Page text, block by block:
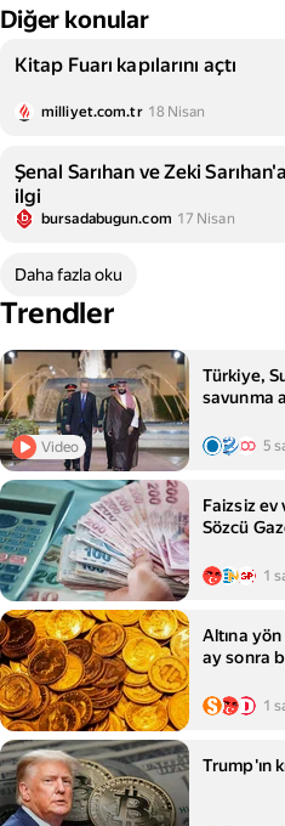
Diğer konular
Kitap Fuarı kapılarını açtı
milliyet.com.tr 18 Nisan
Şenal Sarıhan ve Zeki
ilgi
bursadabugun.com 17 Nisan
Daha fazla oku
Trendler
Video
Türkiye,
savunma
5
Faizsiz ev
Sözcü
1
Altına
ay sonra
1
Trump'ın